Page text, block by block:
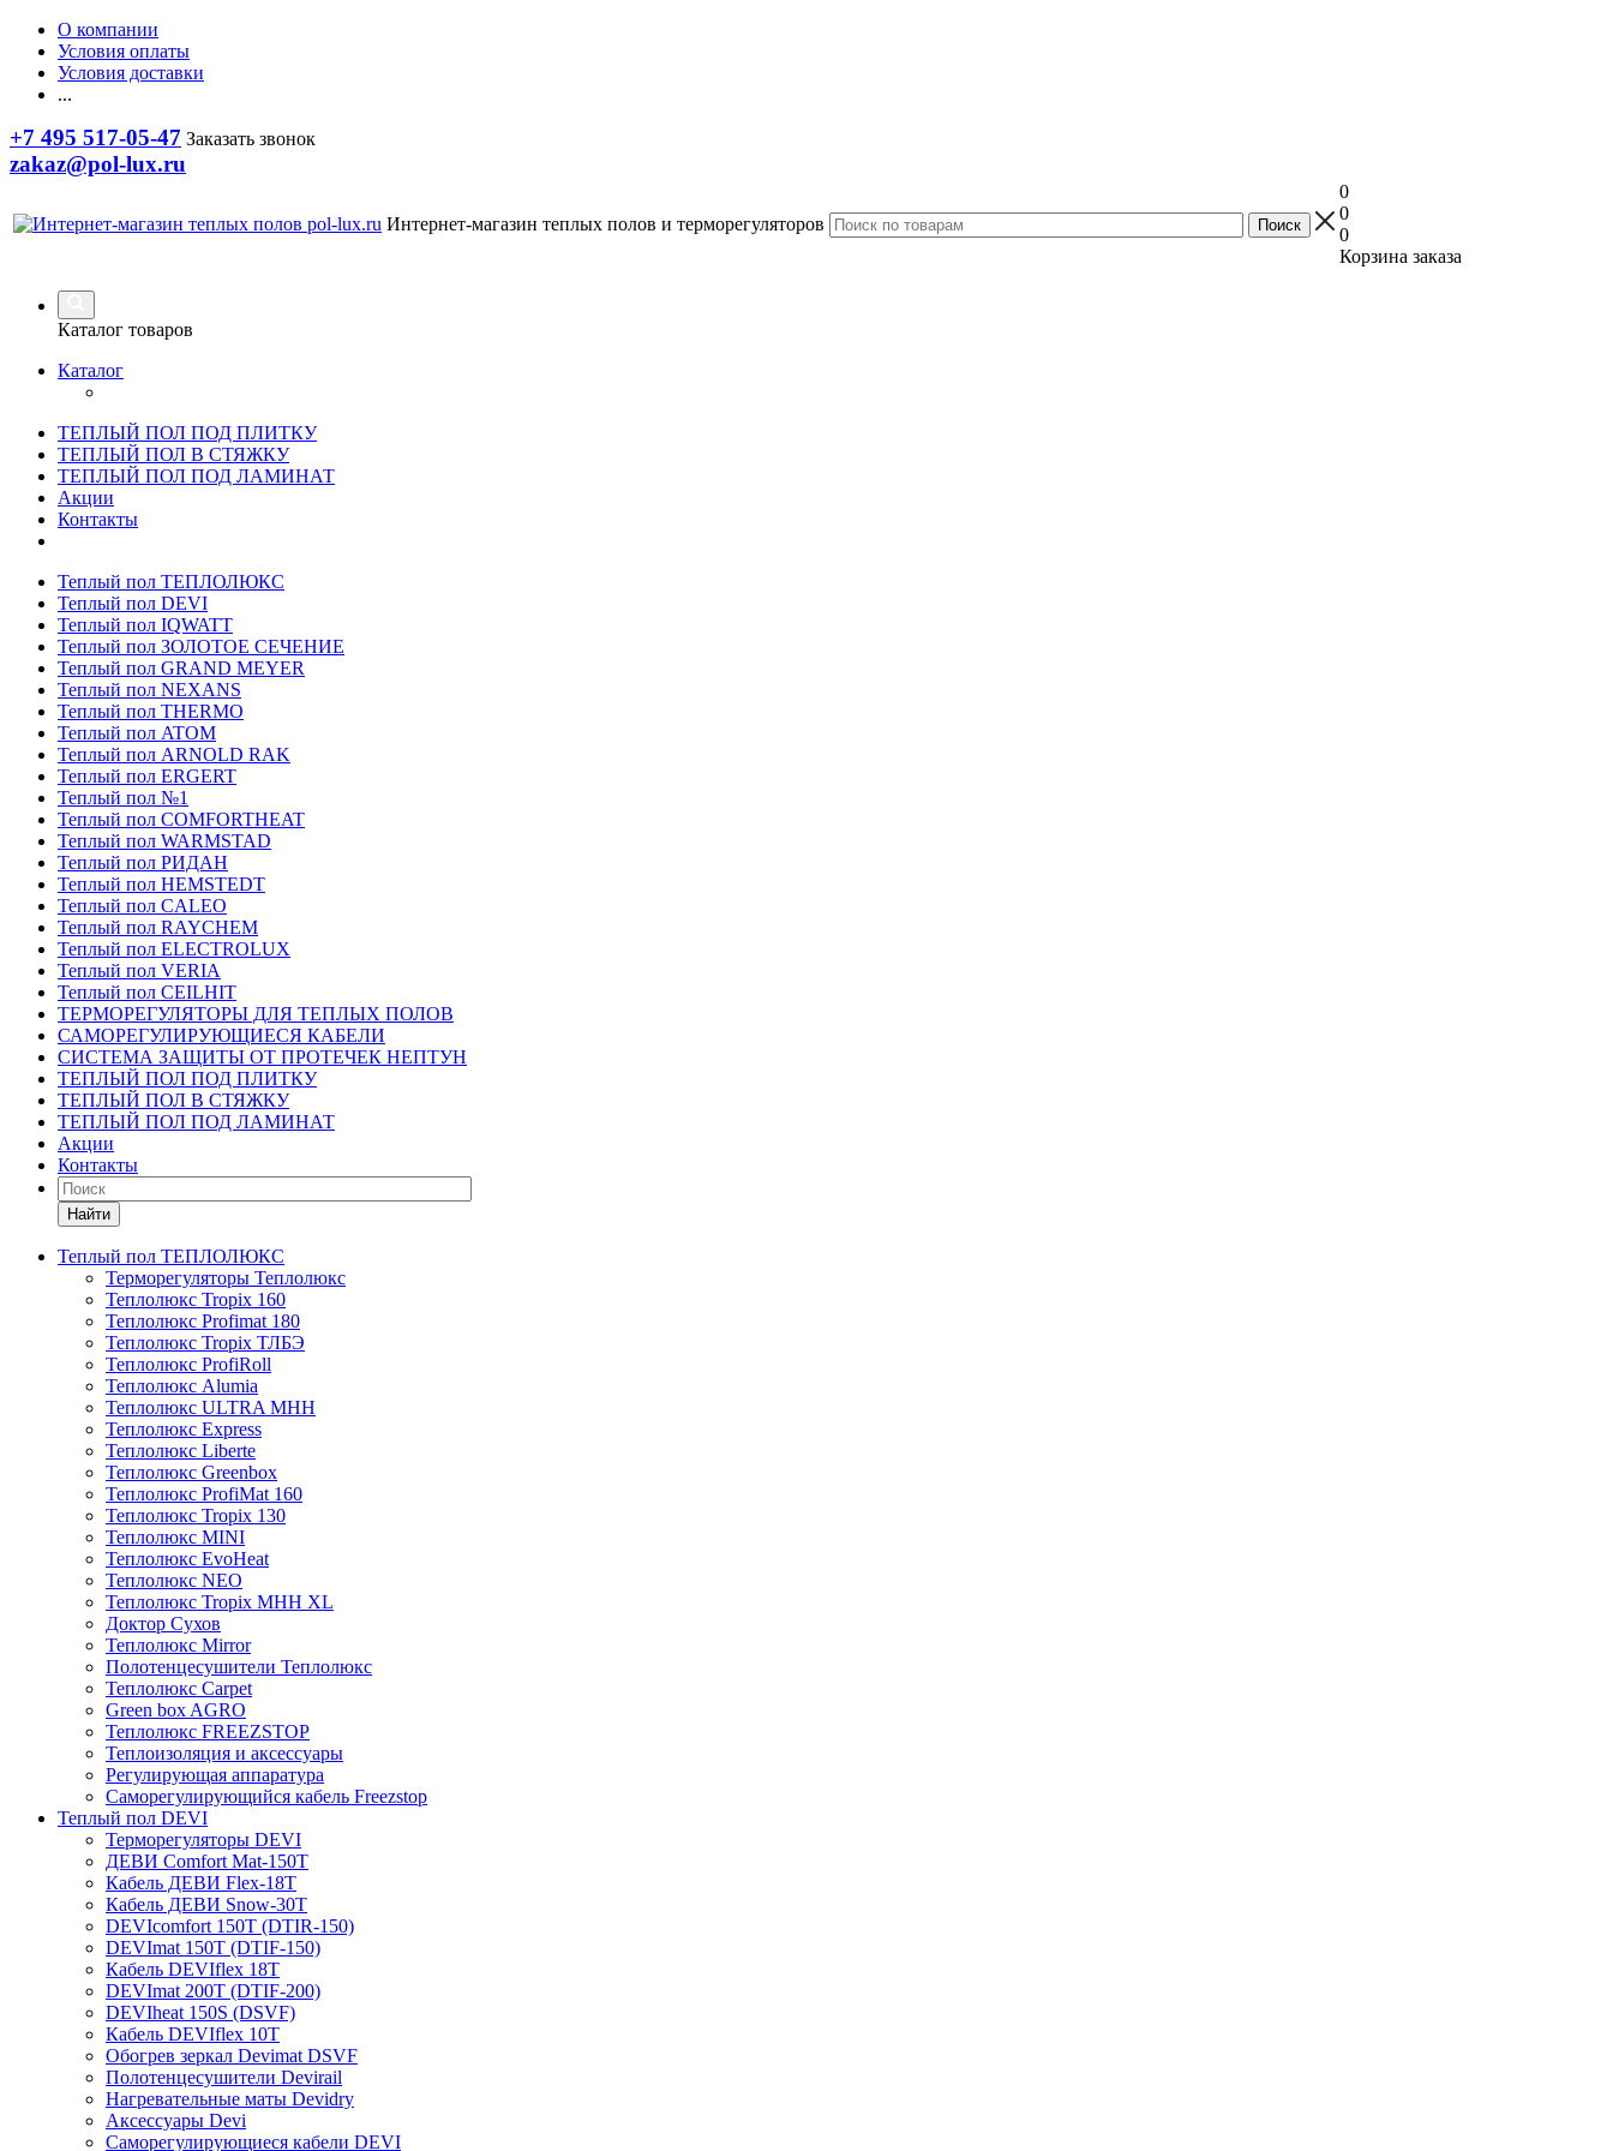
О компании
Условия оплаты
Условия доставки
...
+7 495 517-05-47 Заказать звонок
zakaz@pol-lux.ru
Интернет-магазин теплых полов и терморегуляторов
0
0
0
Корзина заказа
Каталог товаров
Каталог
ТЕПЛЫЙ ПОЛ ПОД ПЛИТКУ
ТЕПЛЫЙ ПОЛ В СТЯЖКУ
ТЕПЛЫЙ ПОЛ ПОД ЛАМИНАТ
Акции
Контакты
Теплый пол ТЕПЛОЛЮКС
Теплый пол DEVI
Теплый пол IQWATT
Теплый пол ЗОЛОТОЕ СЕЧЕНИЕ
Теплый пол GRAND MEYER
Теплый пол NEXANS
Теплый пол THERMO
Теплый пол ATOM
Теплый пол ARNOLD RAK
Теплый пол ERGERT
Теплый пол №1
Теплый пол COMFORTHEAT
Теплый пол WARMSTAD
Теплый пол РИДАН
Теплый пол HEMSTEDT
Теплый пол CALEO
Теплый пол RAYCHEM
Теплый пол ELECTROLUX
Теплый пол VERIA
Теплый пол CEILHIT
ТЕРМОРЕГУЛЯТОРЫ ДЛЯ ТЕПЛЫХ ПОЛОВ
САМОРЕГУЛИРУЮЩИЕСЯ КАБЕЛИ
СИСТЕМА ЗАЩИТЫ ОТ ПРОТЕЧЕК НЕПТУН
ТЕПЛЫЙ ПОЛ ПОД ПЛИТКУ
ТЕПЛЫЙ ПОЛ В СТЯЖКУ
ТЕПЛЫЙ ПОЛ ПОД ЛАМИНАТ
Акции
Контакты
Найти
Теплый пол ТЕПЛОЛЮКС
Терморегуляторы Теплолюкс
Теплолюкс Tropix 160
Теплолюкс Profimat 180
Теплолюкс Tropix ТЛБЭ
Теплолюкс ProfiRoll
Теплолюкс Alumia
Теплолюкс ULTRA МНН
Теплолюкс Express
Теплолюкс Liberte
Теплолюкс Greenbox
Теплолюкс ProfiMat 160
Теплолюкс Tropix 130
Теплолюкс MINI
Теплолюкс EvoHeat
Теплолюкс NEO
Теплолюкс Tropix МНН XL
Доктор Сухов
Теплолюкс Mirror
Полотенцесушители Теплолюкс
Теплолюкс Carpet
Green box AGRO
Теплолюкс FREEZSTOP
Теплоизоляция и аксессуары
Регулирующая аппаратура
Cаморегулирующийся кабель Freezstop
Теплый пол DEVI
Терморегуляторы DEVI
ДЕВИ Comfort Mat-150T
Кабель ДЕВИ Flex-18T
Кабель ДЕВИ Snow-30T
DEVIcomfort 150T (DTIR-150)
DEVImat 150T (DTIF-150)
Кабель DEVIflex 18T
DEVImat 200T (DTIF-200)
DEVIheat 150S (DSVF)
Кабель DEVIflex 10T
Обогрев зеркал Devimat DSVF
Полотенцесушители Devirail
Нагревательные маты Devidry
Аксессуары Devi
Саморегулирующиеся кабели DEVI